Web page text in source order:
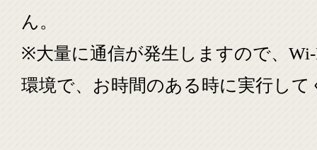
ん。
※大量に通信が発生しますので、
環境で、お時間のある時に実行して